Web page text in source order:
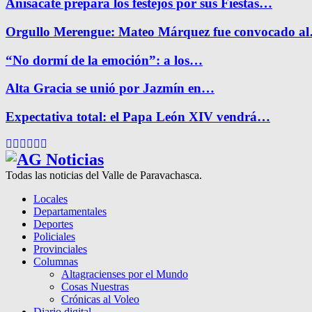
Anisacate prepara los festejos por sus Fiestas…
Orgullo Merengue: Mateo Márquez fue convocado
“No dormí de la emoción”: a los…
Alta Gracia se unió por Jazmín en…
Expectativa total: el Papa León XIV vendrá…
Facebook
Twitter
Instagram
Pinterest
Google
Todas las noticias del Valle de Paravachasca.
Locales
Departamentales
Deportes
Policiales
Provinciales
Columnas
Altagracienses por el Mundo
Cosas Nuestras
Crónicas al Voleo